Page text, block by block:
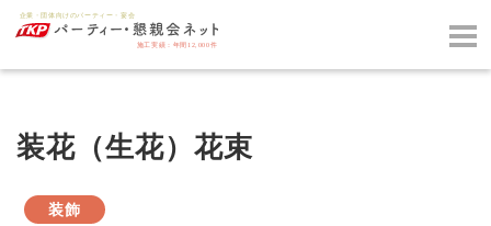
装花（生花）花束
装飾